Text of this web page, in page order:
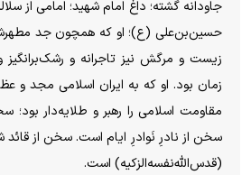
جاودانه گشته؛ داغ امام شهید؛ امامی از
حسین‌بن‌علی (ع)؛ او که همچون جد
زیست و مرگش نیز تاجرانه و
زمان بود. او که به ایران اسلامی مجد و
مقاومت اسلامی را رهبر و طلایه‌دار بود؛
سخن از نادرِ نَوادرِ ایام است. سخن از قائد
(قدس‌الله‌نفسه‌الزکیه) است.